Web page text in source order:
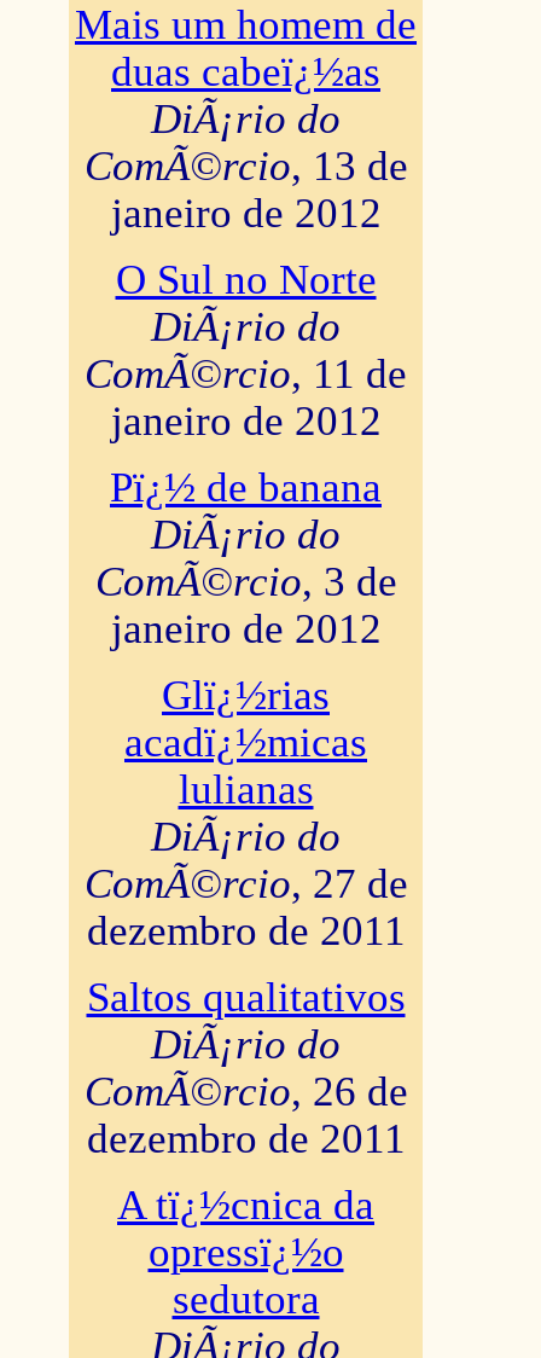
Mais um homem de
duas cabeï¿½as
DiÃ¡rio do
ComÃ©rcio, 13 de
janeiro de 2012
O Sul no Norte
DiÃ¡rio do
ComÃ©rcio, 11 de
janeiro de 2012
Pï¿½ de banana
DiÃ¡rio do
ComÃ©rcio, 3 de
janeiro de 2012
Glï¿½rias
acadï¿½micas
lulianas
DiÃ¡rio do
ComÃ©rcio, 27 de
dezembro de 2011
Saltos qualitativos
DiÃ¡rio do
ComÃ©rcio, 26 de
dezembro de 2011
A tï¿½cnica da
opressï¿½o
sedutora
DiÃ¡rio do